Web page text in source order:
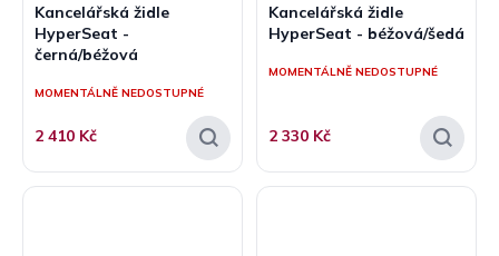
Kancelářská židle
HyperSeat -
černá/béžová
MOMENTÁLNĚ NEDOSTUPNÉ
2 410 Kč
Kancelářská židle
HyperSeat - béžová/šedá
MOMENTÁLNĚ NEDOSTUPNÉ
2 330 Kč